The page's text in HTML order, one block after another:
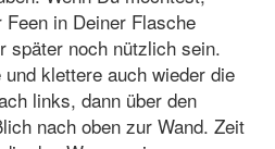
in Deiner Flasche
später noch nützlich sein.
klettere auch wieder die
links, dann über den
nach oben zur Wand. Zeit